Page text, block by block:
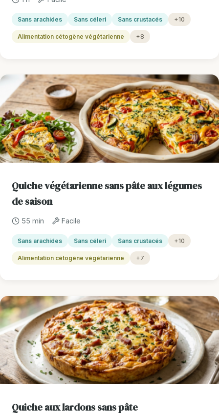
Sans arachides Sans céleri Sans crustacés +10
Alimentation cétogène végétarienne +8
Quiche végétarienne sans pâte aux légumes
de saison
55 min Facile
Sans arachides Sans céleri Sans crustacés +10
Alimentation cétogène végétarienne +7
Quiche aux lardons sans pâte